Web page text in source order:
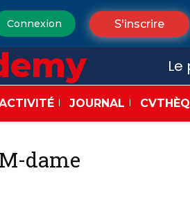
Connexion S'inscrire
JOURNAL
dame